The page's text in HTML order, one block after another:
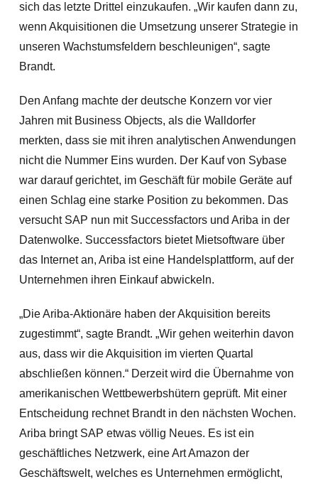
sich das letzte Drittel einzukaufen. „Wir kaufen dann zu,
wenn Akquisitionen die Umsetzung unserer Strategie in
unseren Wachstumsfeldern beschleunigen“, sagte
Brandt.
Den Anfang machte der deutsche Konzern vor vier
Jahren mit Business Objects, als die Walldorfer
merkten, dass sie mit ihren analytischen Anwendungen
nicht die Nummer Eins wurden. Der Kauf von Sybase
war darauf gerichtet, im Geschäft für mobile Geräte auf
einen Schlag eine starke Position zu bekommen. Das
versucht SAP nun mit Successfactors und Ariba in der
Datenwolke. Successfactors bietet Mietsoftware über
das Internet an, Ariba ist eine Handelsplattform, auf der
Unternehmen ihren Einkauf abwickeln.
„Die Ariba-Aktionäre haben der Akquisition bereits
zugestimmt“, sagte Brandt. „Wir gehen weiterhin davon
aus, dass wir die Akquisition im vierten Quartal
abschließen können.“ Derzeit wird die Übernahme von
amerikanischen Wettbewerbshütern geprüft. Mit einer
Entscheidung rechnet Brandt in den nächsten Wochen.
Ariba bringt SAP etwas völlig Neues. Es ist ein
geschäftliches Netzwerk, eine Art Amazon der
Geschäftswelt, welches es Unternehmen ermöglicht,